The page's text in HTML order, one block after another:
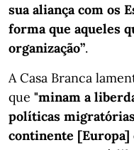
sua aliança com os
forma que aqueles
organização”.
A Casa Branca
que "minam a
políticas
continente [Europa]